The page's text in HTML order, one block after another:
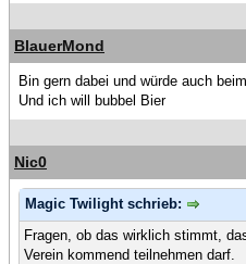
BlauerMond
Bin gern dabei und würde auch
Und ich will bubbel Bier
Nic0
Magic Twilight schrieb:
Fragen, ob das wirklich stimmt,
Verein kommend teilnehmen darf.